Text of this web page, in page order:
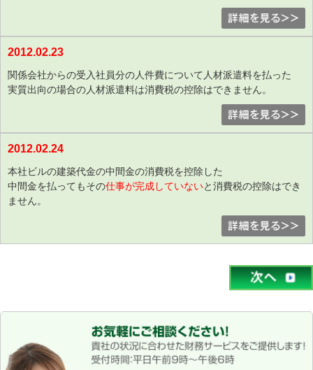
2012.02.23
関係会社からの受入社員分の人件費について人材派遣料を払った
実質出向の場合の人材派遣料は消費税の控除はできません。
2012.02.24
本社ビルの建築代金の中間金の消費税を控除した
中間金を払ってもその仕事が完成していないと消費税の控除はでき
ません。